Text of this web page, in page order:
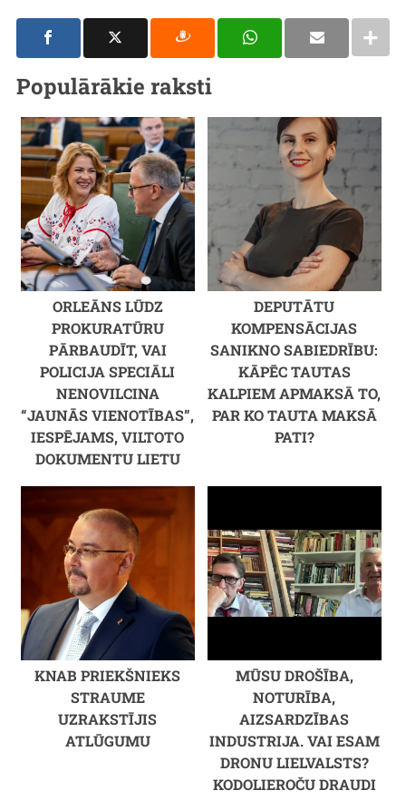
Populārākie raksti
ORLEĀNS LŪDZ
PROKURATŪRU
PĀRBAUDĪT, VAI
POLICIJA SPECIĀLI
NENOVILCINA
“JAUNĀS VIENOTĪBAS”,
IESPĒJAMS, VILTOTO
DOKUMENTU LIETU
DEPUTĀTU
KOMPENSĀCIJAS
SANIKNO SABIEDRĪBU:
KĀPĒC TAUTAS
KALPIEM APMAKSĀ TO,
PAR KO TAUTA MAKSĀ
PATI?
KNAB PRIEKŠNIEKS
STRAUME
UZRAKSTĪJIS
ATLŪGUMU
MŪSU DROŠĪBA,
NOTURĪBA,
AIZSARDZĪBAS
INDUSTRIJA. VAI ESAM
DRONU LIELVALSTS?
KODOLIEROČU DRAUDI